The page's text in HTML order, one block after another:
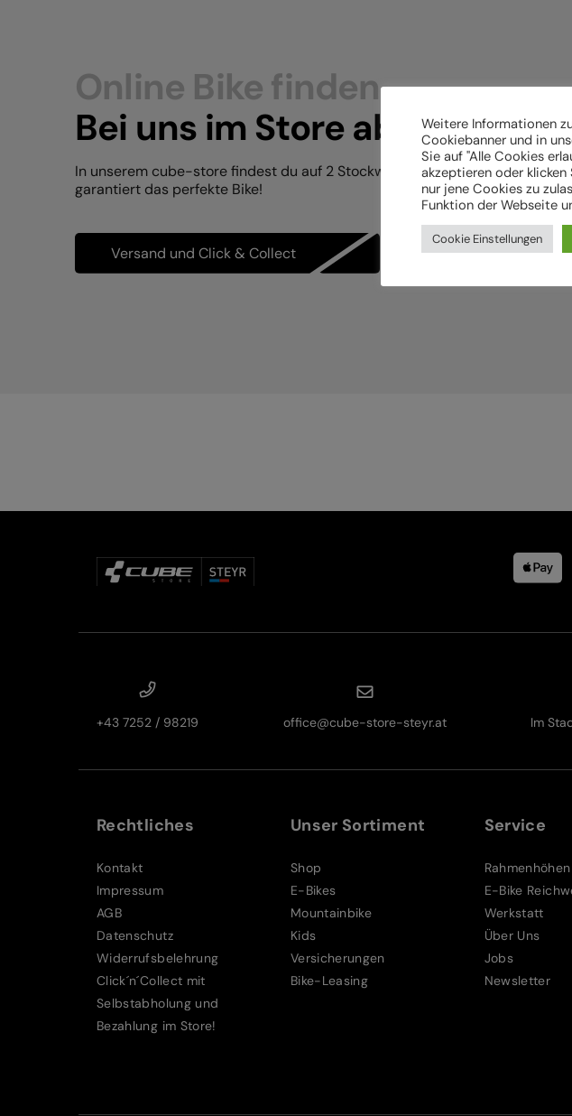
Online Bike finden.
Bei uns im Store abholen.
In unserem cube-store findest du auf 2 Stockwerken
garantiert das perfekte Bike!
Versand und Click & Collect
+43 7252 / 98219 office@cube-store-steyr.at Im
Rechtliches
Kontakt
Impressum
AGB
Datenschutz
Widerrufsbelehrung
Click´n´Collect mit
Selbstabholung und
Bezahlung im Store!
Unser Sortiment
Shop
E-Bikes
Mountainbike
Kids
Versicherungen
Bike-Leasing
Service
Rahmenhöhen
E-Bike
Werkstatt
Über Uns
Jobs
Newsletter
Weitere Informationen
Cookiebanner und in
Sie auf "Alle Cookies
akzeptieren oder klicken
nur jene Cookies zu
Funktion der Webseite
Cookie Einstellungen